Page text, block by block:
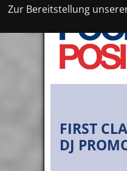
Zur Bereitstellung
FIRST
DJ